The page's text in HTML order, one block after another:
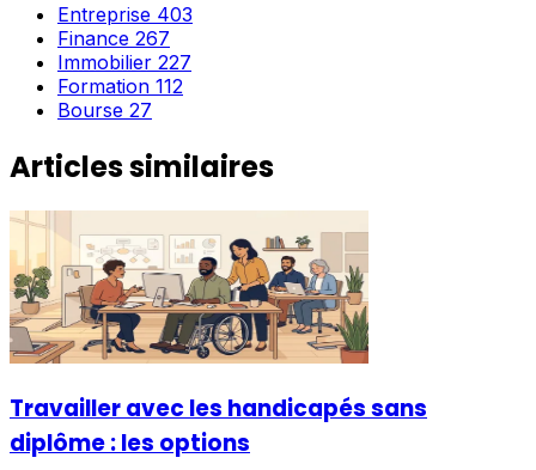
Entreprise 403
Finance 267
Immobilier 227
Formation 112
Bourse 27
Articles similaires
Travailler avec les handicapés sans
diplôme : les options